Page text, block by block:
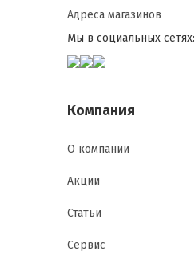
Адреса магазинов
Мы в социальных сетях:
Компания
О компании
Акции
Статьи
Сервис